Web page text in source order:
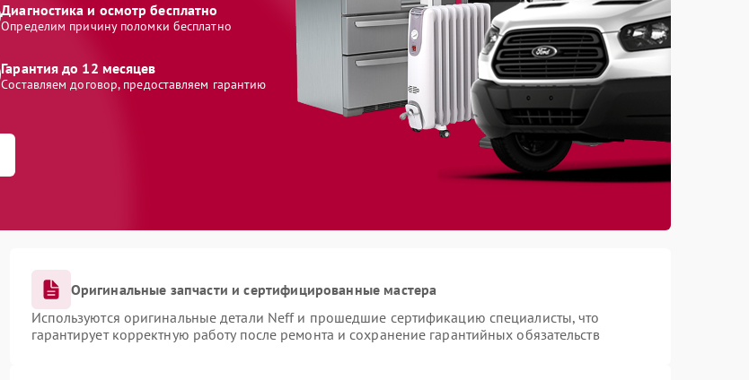
Диагностика и осмотр бесплатно
Определим причину поломки бесплатно
Гарантия до 12 месяцев
Составляем договор, предоставляем гарантию
Оригинальные запчасти и сертифицированные мастера
Используются оригинальные детали Neff и прошедшие сертификацию специалисты, что
гарантирует корректную работу после ремонта и сохранение гарантийных обязательств